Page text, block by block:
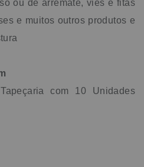
ou de arremate, viés e fitas
e muitos outros produtos e
com 10 Unidades